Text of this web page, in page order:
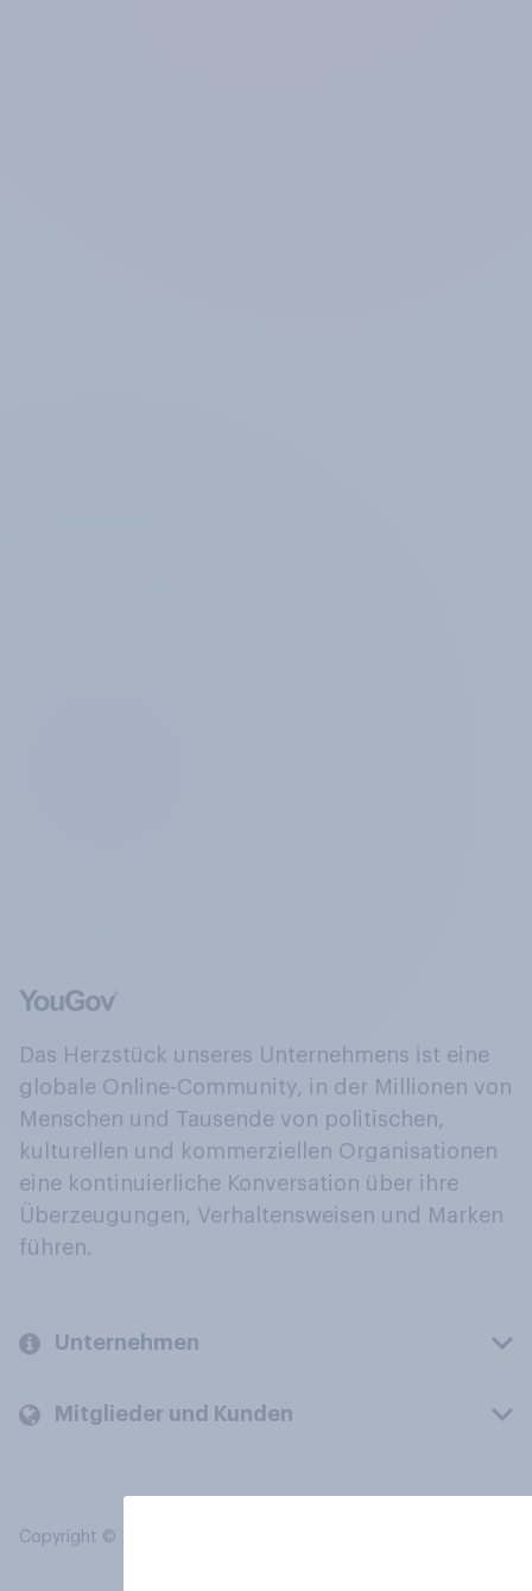
Das Herzstück unseres Unternehmens ist eine
globale Online-Community, in der Millionen von
Menschen und Tausende von politischen,
kulturellen und kommerziellen Organisationen
eine kontinuierliche Konversation über ihre
Überzeugungen, Verhaltensweisen und Marken
führen.
Unternehmen
Mitglieder und Kunden
Copyright © 2026 YouGov PLC. Alle Rechte vorbehalten.